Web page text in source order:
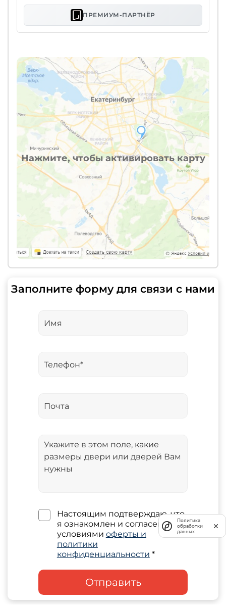
Нажмите, чтобы активировать карту
ПРЕМИУМ-ПАРТНЁР
Заполните форму для связи с нами
Настоящим подтверждаю, что
я ознакомлен и согласен с
условиями оферты и
политики
конфиденциальности *
Отправить
Политика
обработки
данных